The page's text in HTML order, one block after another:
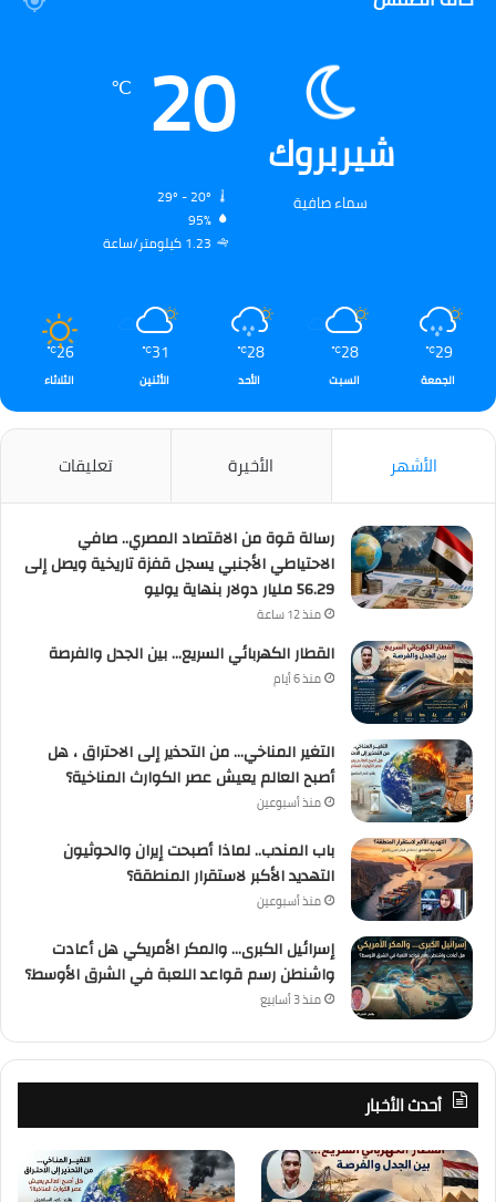
شيربروك
سماء صافية
20
℃
95%
1.23 كيلومتر/ساعة
29
℃
الجمعة
28
℃
السبت
28
℃
الأحد
31
℃
الأثنين
26
℃
الثلاثاء
الأشهر الأخيرة تعليقات
رسالة قوة من الاقتصاد المصري.. صافي
الاحتياطي الأجنبي يسجل قفزة تاريخية ويصل إلى
56.29 مليار دولار بنهاية يوليو
منذ 12 ساعة
القطار الكهربائي السريع… بين الجدل والفرصة
منذ 6 أيام
التغير المناخي… من التحذير إلى الاحتراق ، هل
أصبح العالم يعيش عصر الكوارث المناخية؟
منذ أسبوعين
باب المندب.. لماذا أصبحت إيران والحوثيون
التهديد الأكبر لاستقرار المنطقة؟
منذ أسبوعين
إسرائيل الكبرى… والمكر الأمريكي هل أعادت
واشنطن رسم قواعد اللعبة في الشرق الأوسط؟
منذ 3 أسابيع
أحدث الأخبار